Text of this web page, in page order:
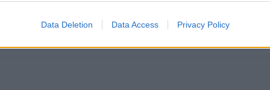
Data Deletion Data Access Privacy Policy
informaciją apie reeksportą iš šalies, kas jau